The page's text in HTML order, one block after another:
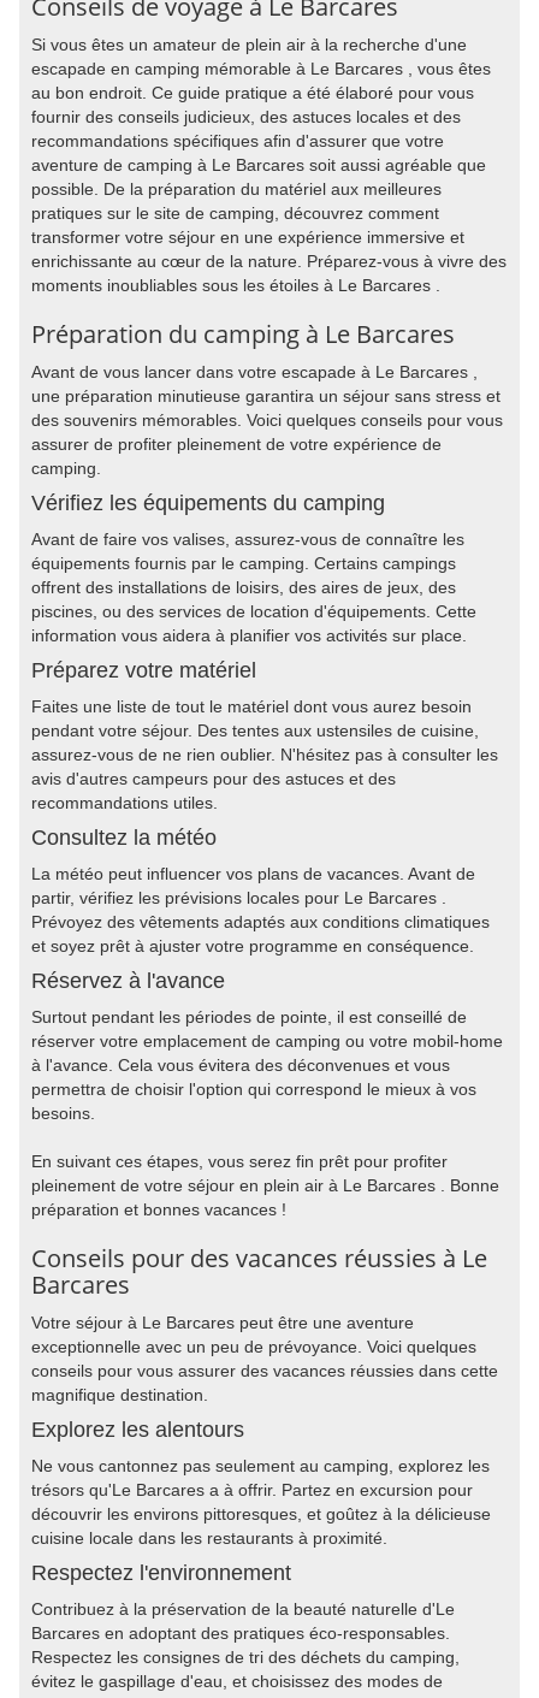
Conseils de voyage à Le Barcares
Si vous êtes un amateur de plein air à la recherche d'une
escapade en camping mémorable à Le Barcares , vous êtes
au bon endroit. Ce guide pratique a été élaboré pour vous
fournir des conseils judicieux, des astuces locales et des
recommandations spécifiques afin d'assurer que votre
aventure de camping à Le Barcares soit aussi agréable que
possible. De la préparation du matériel aux meilleures
pratiques sur le site de camping, découvrez comment
transformer votre séjour en une expérience immersive et
enrichissante au cœur de la nature. Préparez-vous à vivre des
moments inoubliables sous les étoiles à Le Barcares .
Préparation du camping à Le Barcares
Avant de vous lancer dans votre escapade à Le Barcares ,
une préparation minutieuse garantira un séjour sans stress et
des souvenirs mémorables. Voici quelques conseils pour vous
assurer de profiter pleinement de votre expérience de
camping.
Vérifiez les équipements du camping
Avant de faire vos valises, assurez-vous de connaître les
équipements fournis par le camping. Certains campings
offrent des installations de loisirs, des aires de jeux, des
piscines, ou des services de location d'équipements. Cette
information vous aidera à planifier vos activités sur place.
Préparez votre matériel
Faites une liste de tout le matériel dont vous aurez besoin
pendant votre séjour. Des tentes aux ustensiles de cuisine,
assurez-vous de ne rien oublier. N'hésitez pas à consulter les
avis d'autres campeurs pour des astuces et des
recommandations utiles.
Consultez la météo
La météo peut influencer vos plans de vacances. Avant de
partir, vérifiez les prévisions locales pour Le Barcares .
Prévoyez des vêtements adaptés aux conditions climatiques
et soyez prêt à ajuster votre programme en conséquence.
Réservez à l'avance
Surtout pendant les périodes de pointe, il est conseillé de
réserver votre emplacement de camping ou votre mobil-home
à l'avance. Cela vous évitera des déconvenues et vous
permettra de choisir l'option qui correspond le mieux à vos
besoins.
En suivant ces étapes, vous serez fin prêt pour profiter
pleinement de votre séjour en plein air à Le Barcares . Bonne
préparation et bonnes vacances !
Conseils pour des vacances réussies à Le
Barcares
Votre séjour à Le Barcares peut être une aventure
exceptionnelle avec un peu de prévoyance. Voici quelques
conseils pour vous assurer des vacances réussies dans cette
magnifique destination.
Explorez les alentours
Ne vous cantonnez pas seulement au camping, explorez les
trésors qu'Le Barcares a à offrir. Partez en excursion pour
découvrir les environs pittoresques, et goûtez à la délicieuse
cuisine locale dans les restaurants à proximité.
Respectez l'environnement
Contribuez à la préservation de la beauté naturelle d'Le
Barcares en adoptant des pratiques éco-responsables.
Respectez les consignes de tri des déchets du camping,
évitez le gaspillage d'eau, et choisissez des modes de